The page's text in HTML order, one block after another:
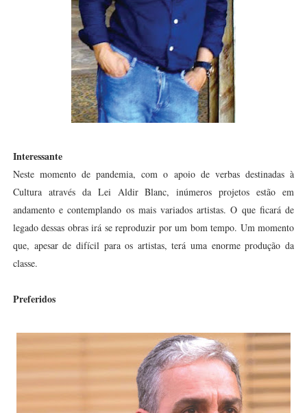
Interessante
Neste momento de pandemia, com o apoio de verbas destinadas à
Cultura através da Lei Aldir Blanc, inúmeros projetos estão em
andamento e contemplando os mais variados artistas. O que ficará de
legado dessas obras irá se reproduzir por um bom tempo. Um momento
que, apesar de difícil para os artistas, terá uma enorme produção da
classe.
Preferidos